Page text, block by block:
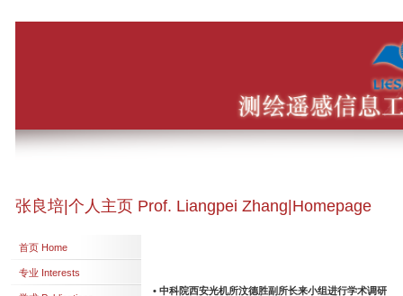
张良培|个人主页 Prof. Liangpei Zhang|Homepage
首页 Home
专业 Interests
• 中科院西安光机所汶德胜副所长来小组进行学术调研